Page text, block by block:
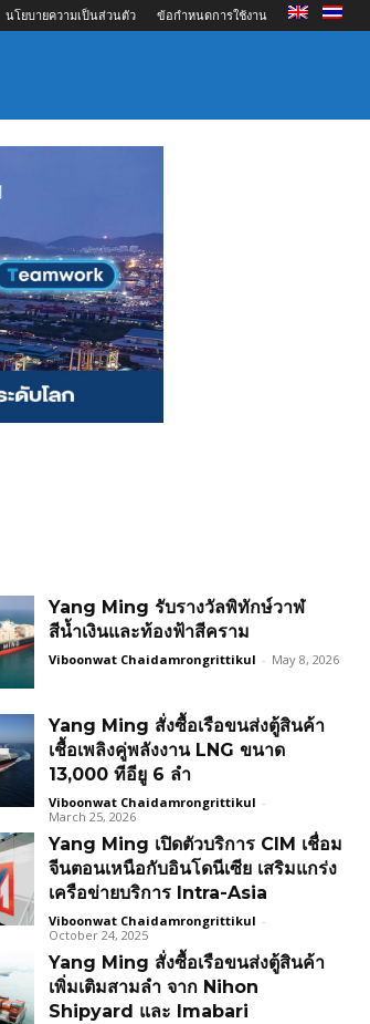
นโยบายความเป็นส่วนตัว ข้อกำหนดการใช้งาน
Yang Ming รับรางวัลพิทักษ์วาฬ
สีน้ำเงินและท้องฟ้าสีคราม
Viboonwat Chaidamrongrittikul - May 8, 2026
Yang Ming สั่งซื้อเรือขนส่งตู้สินค้า
เชื้อเพลิงคู่พลังงาน LNG ขนาด
13,000 ทีอียู 6 ลำ
Viboonwat Chaidamrongrittikul -
March 25, 2026
Yang Ming เปิดตัวบริการ CIM เชื่อม
จีนตอนเหนือกับอินโดนีเซีย เสริมแกร่ง
เครือข่ายบริการ Intra-Asia
Viboonwat Chaidamrongrittikul -
October 24, 2025
Yang Ming สั่งซื้อเรือขนส่งตู้สินค้า
เพิ่มเติมสามลำ จาก Nihon
Shipyard และ Imabari